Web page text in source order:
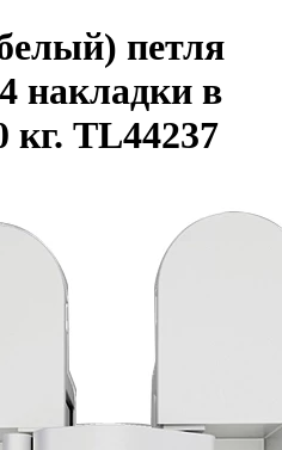
петля
накладки в
кг. TL44237